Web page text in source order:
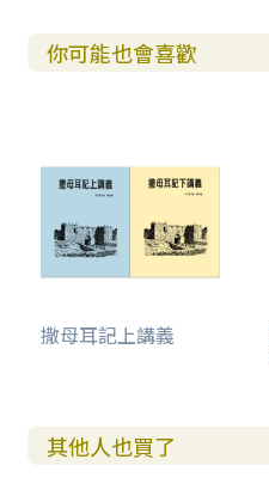
你可能也會喜歡
撒母耳記上講義
其他人也買了